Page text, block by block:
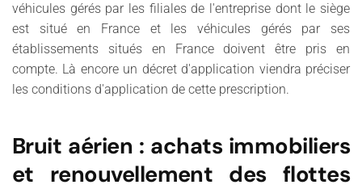
véhicules gérés par les filiales de l'entreprise dont le siège
est situé en France et les véhicules gérés par ses
établissements situés en France doivent être pris en
compte. Là encore un décret d'application viendra préciser
les conditions d'application de cette prescription.
Bruit aérien : achats immobiliers
et renouvellement des flottes